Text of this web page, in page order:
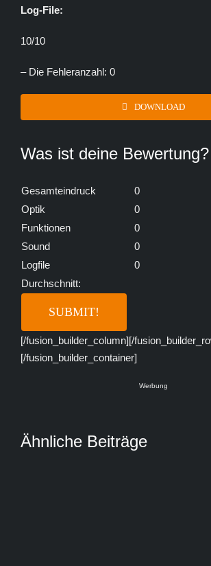
Log-File:
10/10
– Die Fehleranzahl: 0
DOWNLOAD
Was ist deine Bewertung?
Gesamteindruck
0
Optik
0
Funktionen
0
Sound
0
Logfile
0
Durchschnitt:
[/fusion_builder_column][/
[/fusion_builder_container]
Werbung
Ähnliche Beiträge